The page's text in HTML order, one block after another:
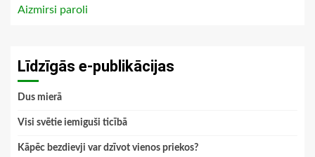
Aizmirsi paroli
Līdzīgās e-publikācijas
Dus mierā
Visi svētie iemiguši ticībā
Kāpēc bezdievji var dzīvot vienos priekos?